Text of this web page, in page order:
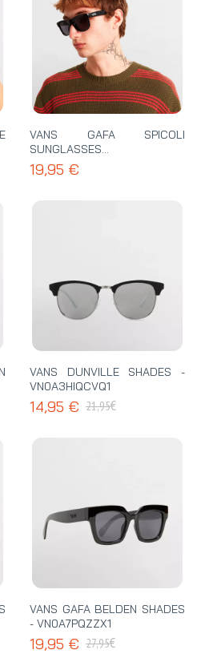
VANS GAFA SPICOLI
SUNGLASSES -
VN000T0EBLK
19,95 €
VANS DUNVILLE SHADES -
VN0A3HIQCVQ1
14,95 € 21,95€
VANS GAFA BELDEN SHADES
- VN0A7PQZZX1
19,95 € 27,95€